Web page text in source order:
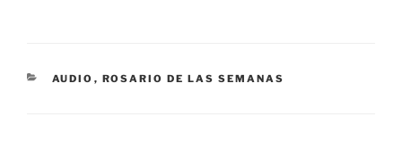
CATEGORÍAS
AUDIO , ROSARIO DE LAS SEMANAS